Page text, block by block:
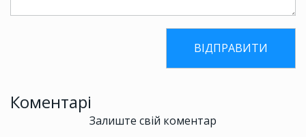
Коментарі
Залиште свій коментар